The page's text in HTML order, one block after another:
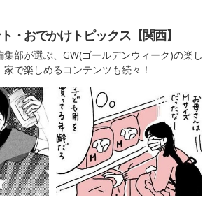
・おでかけトピックス【関西】
集部が選ぶ、GW(ゴールデンウィーク)の楽し
で楽しめるコンテンツも続々！